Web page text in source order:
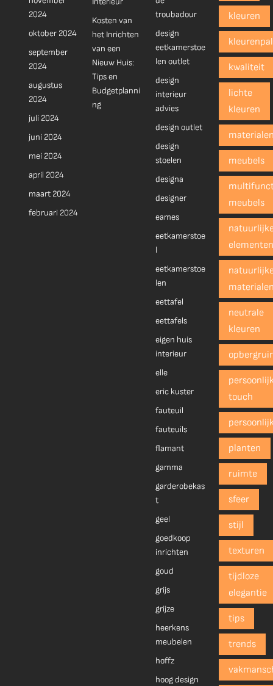
2024
oktober 2024
september
2024
augustus
2024
juli 2024
juni 2024
mei 2024
april 2024
maart 2024
februari 2024
Kosten van
het Inrichten
van een
Nieuw Huis:
Tips en
Budgetplanni
ng
troubadour
design
eetkamerstoe
len outlet
design
interieur
advies
design outlet
design
stoelen
designa
designer
eames
eetkamerstoe
l
eetkamerstoe
len
eettafel
eettafels
eigen huis
interieur
elle
eric kuster
fauteuil
fauteuils
flamant
gamma
garderobekas
t
geel
goedkoop
inrichten
goud
grijs
grijze
heerkens
meubelen
hoffz
hoog design
kleuren
kwaliteit
lichte
kleuren
meubels
meubels
neutrale
kleuren
touch
planten
ruimte
sfeer
stijl
texturen
tijdloze
elegantie
tips
trends